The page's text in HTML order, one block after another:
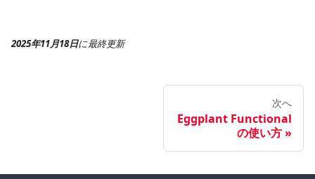
2025年11月18日に最終更新
次へ
Eggplant Functional
の使い方